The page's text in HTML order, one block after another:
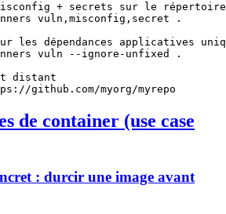
misconfig + secrets sur le
vuln,misconfig,secret .
les dépendances applicatives
vuln --ignore-unfixed
.
distant
github.com/myorg/myrepo
de container (use case
: durcir une image avant